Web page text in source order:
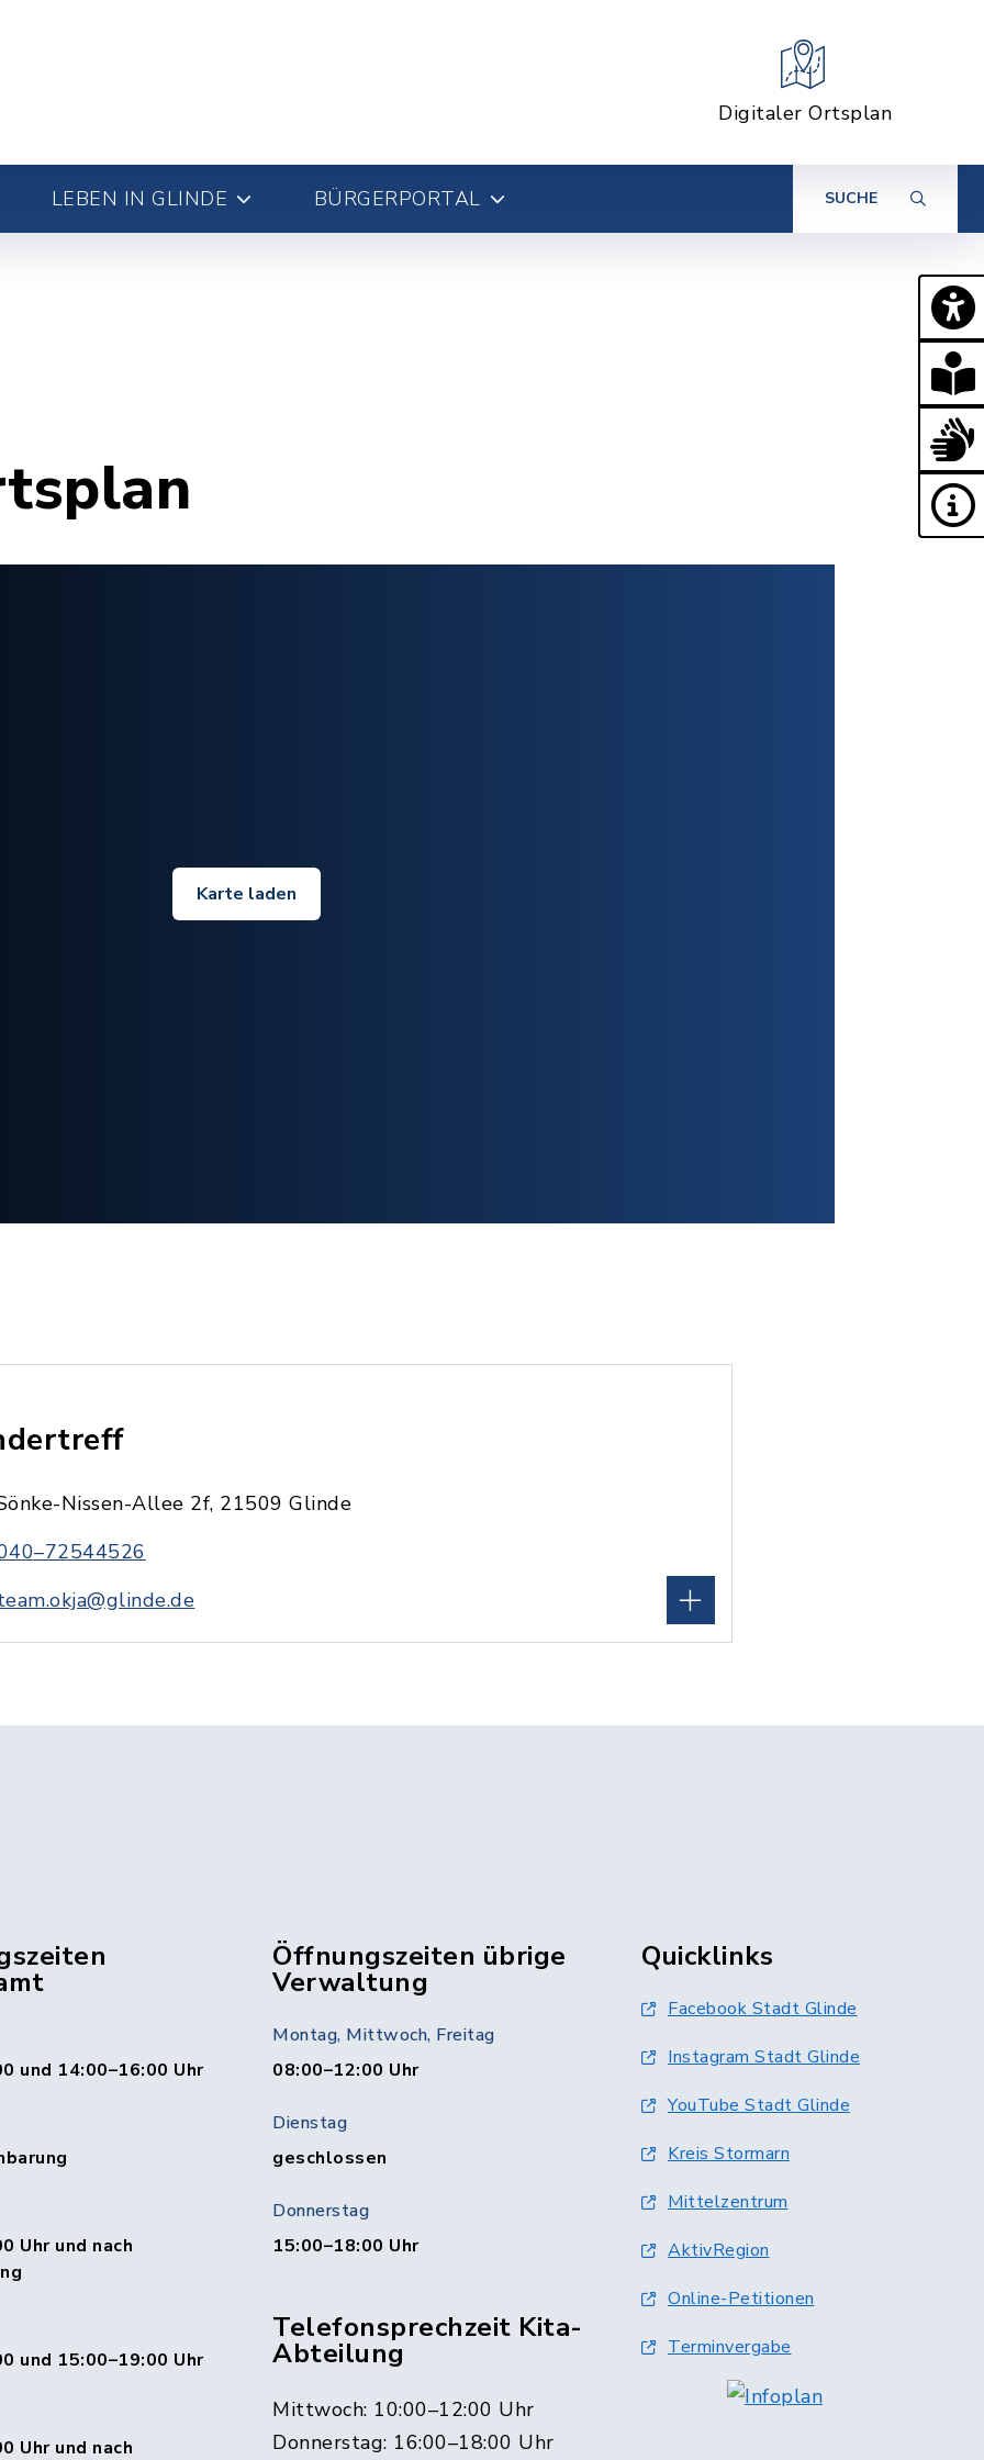
Digitaler Ortsplan
LEBEN IN GLINDE BÜRGERPORTAL SUCHE
Karte laden
Nissen-Allee 2f, 21509 Glinde
und 14:00–16:00 Uhr
Uhr und nach
und 15:00–19:00 Uhr
Uhr und nach
Öffnungszeiten übrige
Verwaltung
Montag, Mittwoch, Freitag
08:00–12:00 Uhr
Dienstag
geschlossen
Donnerstag
15:00–18:00 Uhr
Telefonsprechzeit Kita-
Abteilung
Mittwoch: 10:00–12:00 Uhr
Donnerstag: 16:00–18:00 Uhr
Quicklinks
Facebook Stadt Glinde
Instagram Stadt Glinde
YouTube Stadt Glinde
Kreis Stormarn
Mittelzentrum
AktivRegion
Online-Petitionen
Terminvergabe